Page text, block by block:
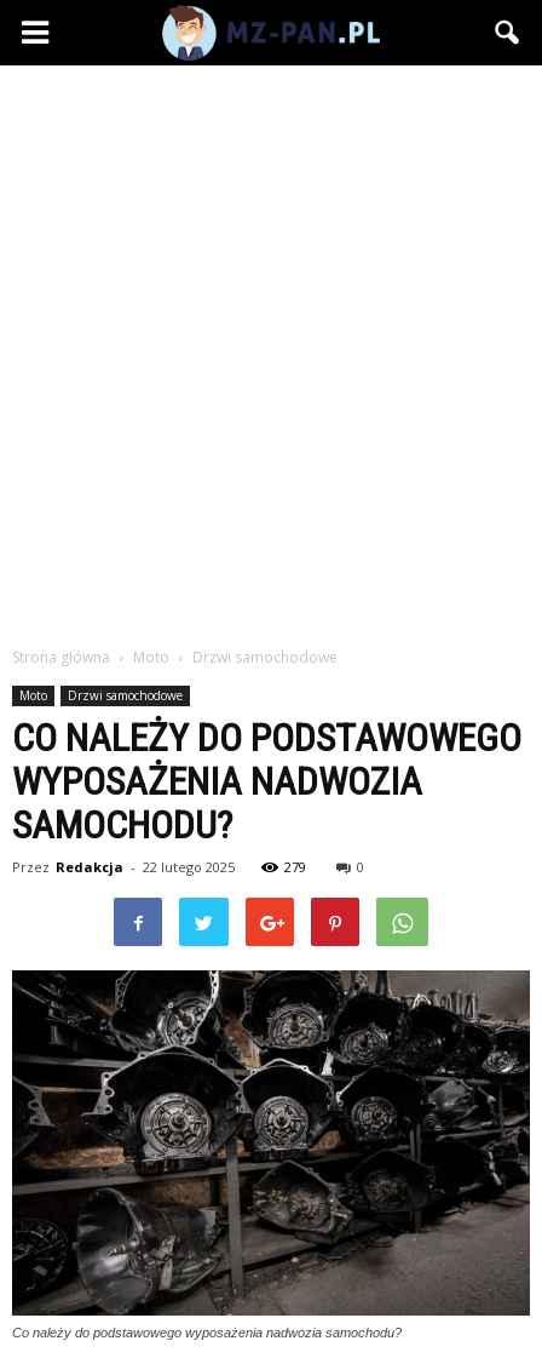
mz-
Strona główna Moto Drzwi samochodowe
Moto Drzwi samochodowe
CO NALEŻY DO PODSTAWOWEGO
WYPOSAŻENIA NADWOZIA
SAMOCHODU?
Przez Redakcja - 22 lutego 2025 279 0
Co należy do podstawowego wyposażenia nadwozia samochodu?